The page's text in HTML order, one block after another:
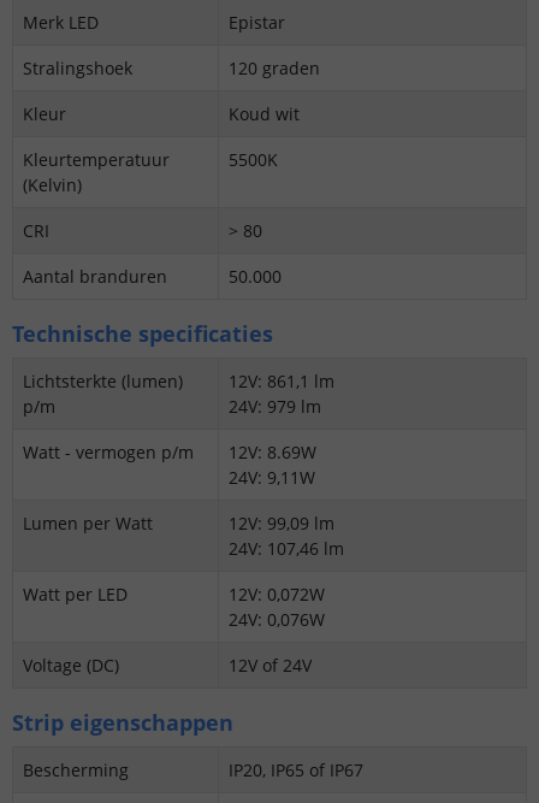
Merk LED
Epistar
Stralingshoek
120 graden
Kleur
Koud wit
Kleurtemperatuur
(Kelvin)
5500K
CRI
> 80
Aantal branduren
50.000
Technische specificaties
Lichtsterkte (lumen)
p/m
12V: 861,1 lm
24V: 979 lm
Watt - vermogen p/m
12V: 8.69W
24V: 9,11W
Lumen per Watt
12V: 99,09 lm
24V: 107,46 lm
Watt per LED
12V: 0,072W
24V: 0,076W
Voltage (DC)
12V of 24V
Strip eigenschappen
Bescherming
IP20, IP65 of IP67